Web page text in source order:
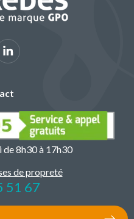
de 8h30 à 17h30
de propreté
51 67